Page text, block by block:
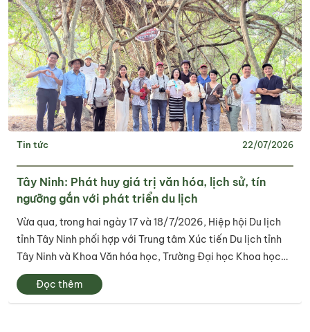
Tin tức 22/07/2026
Tây Ninh: Phát huy giá trị văn hóa, lịch sử, tín
ngưỡng gắn với phát triển du lịch
Vừa qua, trong hai ngày 17 và 18/7/2026, Hiệp hội Du lịch
tỉnh Tây Ninh phối hợp với Trung tâm Xúc tiến Du lịch tỉnh
Tây Ninh và Khoa Văn hóa học, Trường Đại học Khoa học
Xã hội và Nhân văn – Đại học Quốc gia Thành phố Hồ Chí
Minh tổ chức thành công...
Đọc thêm